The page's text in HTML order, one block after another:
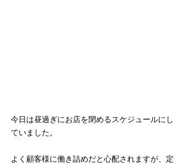
今日は昼過ぎにお店を閉めるスケジュールにし
ていました。
よく顧客様に働き詰めだと心配されますが、定